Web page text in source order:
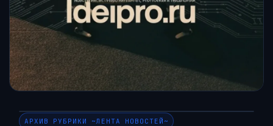
АРХИВ РУБРИКИ ~ЛЕНТА НОВОСТЕЙ~